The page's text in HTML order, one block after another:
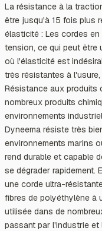
La résistance à la
être jusqu'à 15 fois plus
élasticité : Les cordes
tension, ce qui peut être
où l'élasticité est
très résistantes à
Résistance aux produits
nombreux produits
environnements
Dyneema résiste très
environnements marins
rend durable et capable
se dégrader rapidement.
une corde ultra-
fibres de polyéthylène à
utilisée dans de
passant par l'industrie